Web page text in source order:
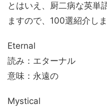
とはいえ、厨二病な英単
ますので、100選紹介しま
Eternal
読み：エターナル
意味：永遠の
Mystical